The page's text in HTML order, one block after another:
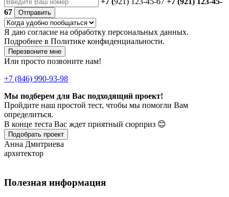
67
Отправить
Я даю согласие на обработку персональных данных.
Подробнее в Политике конфиденциальности.
Перезвоните мне
Или просто позвоните нам!
+7 (846) 990-93-98
Мы подберем для Вас подходящий проект!
Пройдите наш простой тест, чтобы мы помогли Вам
определиться.
В конце теста Вас ждет приятный сюрприз 😊
Подобрать проект
Анна Дмитриева
архитектор
Полезная информация